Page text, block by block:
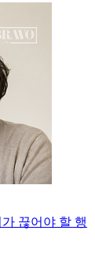
끊어야 할 행